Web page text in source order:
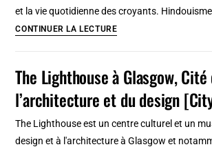
mètres
de
[Almada]
et la vie quotidienne des croyants.
CONTINUER LA LECTURESaint-
des
religions
The Lighthouse à Glasgow, Cité
l’architecture et du design
The Lighthouse est un centre culturel et un
design et à l'architecture à Glasgow et